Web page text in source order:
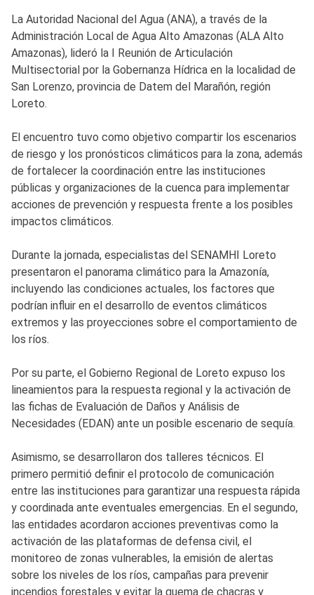
La Autoridad Nacional del Agua (ANA), a través de la
Administración Local de Agua Alto Amazonas (ALA Alto
Amazonas), lideró la I Reunión de Articulación
Multisectorial por la Gobernanza Hídrica en la localidad de
San Lorenzo, provincia de Datem del Marañón, región
Loreto.
El encuentro tuvo como objetivo compartir los escenarios
de riesgo y los pronósticos climáticos para la zona, además
de fortalecer la coordinación entre las instituciones
públicas y organizaciones de la cuenca para implementar
acciones de prevención y respuesta frente a los posibles
impactos climáticos.
Durante la jornada, especialistas del SENAMHI Loreto
presentaron el panorama climático para la Amazonía,
incluyendo las condiciones actuales, los factores que
podrían influir en el desarrollo de eventos climáticos
extremos y las proyecciones sobre el comportamiento de
los ríos.
Por su parte, el Gobierno Regional de Loreto expuso los
lineamientos para la respuesta regional y la activación de
las fichas de Evaluación de Daños y Análisis de
Necesidades (EDAN) ante un posible escenario de sequía.
Asimismo, se desarrollaron dos talleres técnicos. El
primero permitió definir el protocolo de comunicación
entre las instituciones para garantizar una respuesta rápida
y coordinada ante eventuales emergencias. En el segundo,
las entidades acordaron acciones preventivas como la
activación de las plataformas de defensa civil, el
monitoreo de zonas vulnerables, la emisión de alertas
sobre los niveles de los ríos, campañas para prevenir
incendios forestales y evitar la quema de chacras y